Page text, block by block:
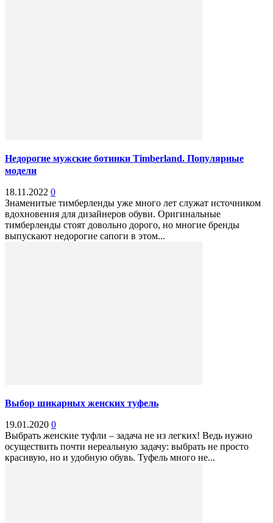
Недорогие мужские ботинки Timberland. Популярные
модели
18.11.2022 0
Знаменитые тимберленды уже много лет служат источником
вдохновения для дизайнеров обуви. Оригинальные
тимберленды стоят довольно дорого, но многие бренды
выпускают недорогие сапоги в этом...
Выбор шикарных женских туфель
19.01.2020 0
Выбрать женские туфли – задача не из легких! Ведь нужно
осуществить почти нереальную задачу: выбрать не просто
красивую, но и удобную обувь. Туфель много не...